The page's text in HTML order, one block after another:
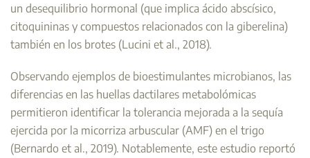
un desequilibrio hormonal (que implica ácido abscísico,
citoquininas y compuestos relacionados con la giberelina)
también en los brotes (Lucini et al., 2018).
Observando ejemplos de bioestimulantes microbianos, las
diferencias en las huellas dactilares metabolómicas
permitieron identificar la tolerancia mejorada a la sequía
ejercida por la micorriza arbuscular (AMF) en el trigo
(Bernardo et al., 2019). Notablemente, este estudio reportó